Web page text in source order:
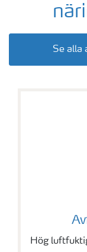
Se alla
Hög